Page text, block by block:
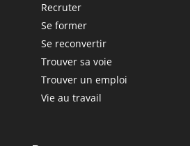
Recruter
Se former
Se reconvertir
Trouver sa voie
Trouver un emploi
Vie au travail